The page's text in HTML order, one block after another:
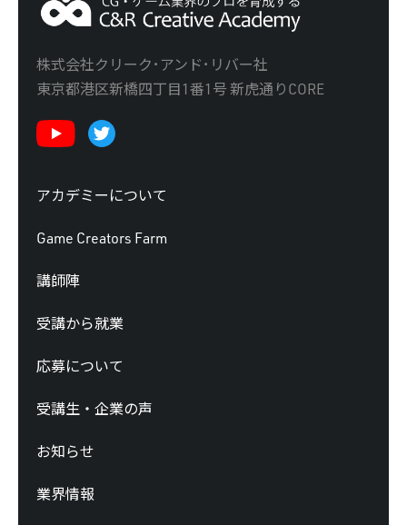
株式会社クリーク･アンド･リバー社
東京都港区新橋四丁目1番1号 新虎通りCORE
アカデミーについて
Game Creators Farm
講師陣
受講から就業
応募について
受講生・企業の声
お知らせ
業界情報